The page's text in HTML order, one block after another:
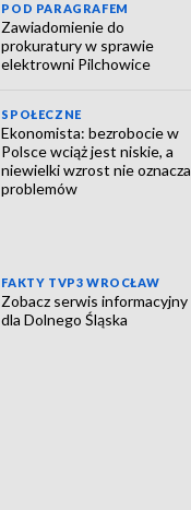
POD PARAGRAFEM
Zawiadomienie do
prokuratury w sprawie
elektrowni Pilchowice
SPOŁECZNE
Ekonomista: bezrobocie w
Polsce wciąż jest niskie, a
niewielki wzrost nie oznacza
problemów
FAKTY TVP3 WROCŁAW
Zobacz serwis informacyjny
dla Dolnego Śląska